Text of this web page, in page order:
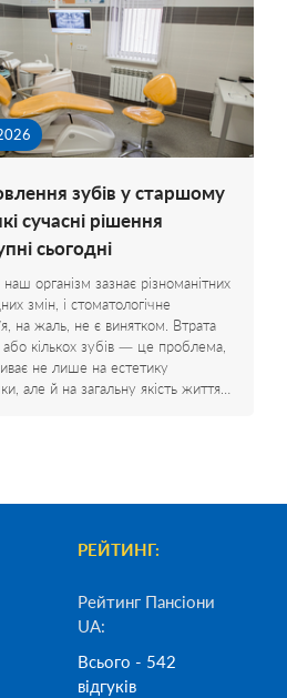
зубів у старшому
сучасні рішення
сьогодні
наш організм зазнає різноманітних
змін, і стоматологічне
на жаль, не є винятком. Втрата
кількох зубів — це проблема,
не лише на естетику
але й на загальну якість життя…
РЕЙТИНГ:
Рейтинг Пансіони
UA:
Всього - 542
відгуків